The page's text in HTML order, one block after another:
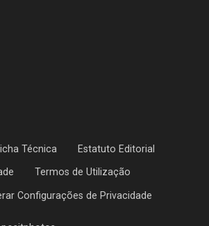
Técnica Estatuto Editorial
Termos de Utilização
Configurações de Privacidade